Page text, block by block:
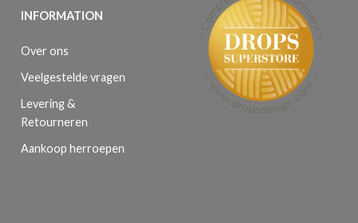
INFORMATION
Over ons
Veelgestelde vragen
Levering &
Retourneren
Aankoop herroepen